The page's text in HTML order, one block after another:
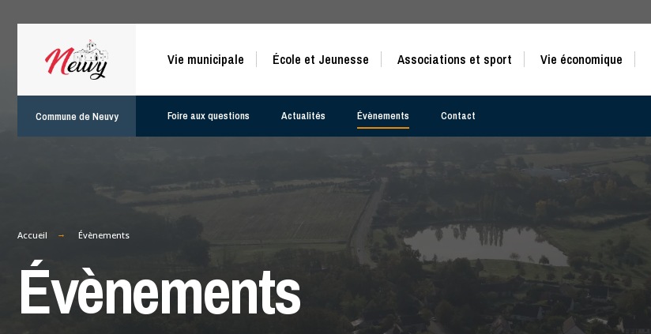
Vie municipale École et Jeunesse Associations et sport Vie économique
Commune de Neuvy Foire aux questions Actualités Évènements Contact
Accueil Évènements
Évènements